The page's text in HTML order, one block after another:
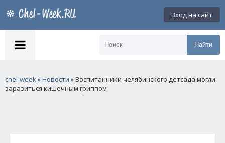
Вход на сайт
Найти
chel-week»Новости » Воспитанники челябинского детсада могли
заразиться кишечным гриппом